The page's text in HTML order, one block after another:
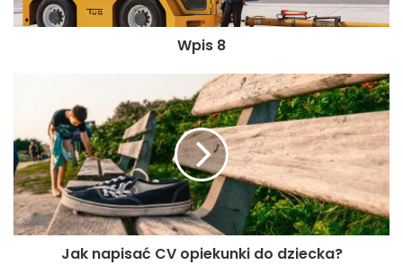
Wpis 8
Jak napisać CV opiekunki do dziecka?